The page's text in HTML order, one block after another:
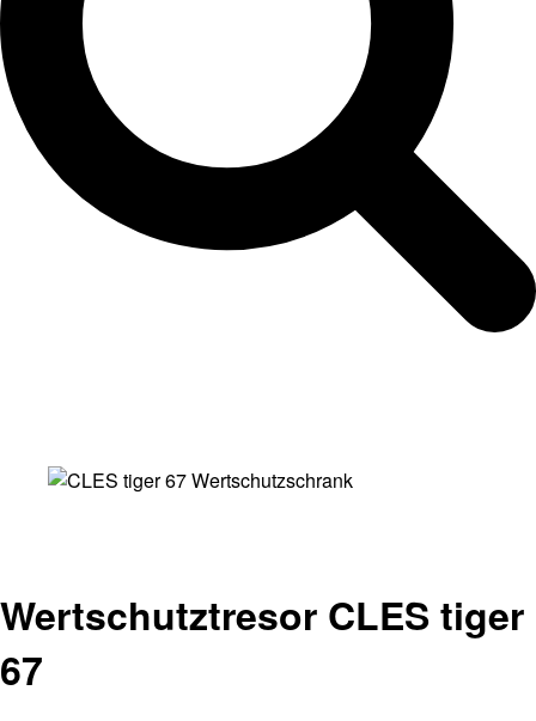
Wertschutztresor CLES tiger
67